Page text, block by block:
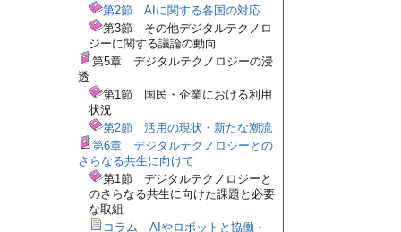
第2節 AIに関する各国の対応
第3節 その他デジタルテクノロ
ジーに関する議論の動向
第5章 デジタルテクノロジーの浸
透
第1節 国民・企業における利用
状況
第2節 活用の現状・新たな潮流
第6章 デジタルテクノロジーとの
さらなる共生に向けて
第1節 デジタルテクノロジーと
のさらなる共生に向けた課題と必要
な取組
コラム AIやロボットと協働・